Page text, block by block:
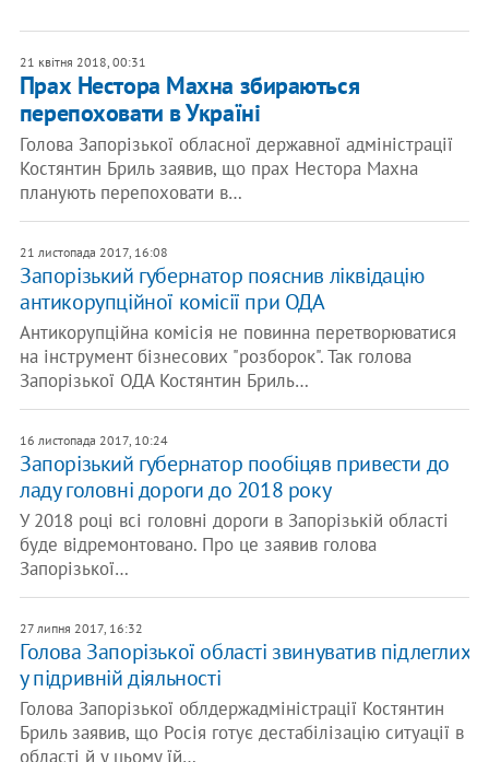
21 квітня 2018, 00:31
Прах Нестора Махна збираються
перепоховати в Україні
Голова Запорізької обласної державної адміністрації
Костянтин Бриль заявив, що прах Нестора Махна
планують перепоховати в…
21 листопада 2017, 16:08
Запорізький губернатор пояснив ліквідацію
антикорупційної комісії при ОДА
Антикорупційна комісія не повинна перетворюватися
на інструмент бізнесових "розборок". Так голова
Запорізької ОДА Костянтин Бриль…
16 листопада 2017, 10:24
Запорізький губернатор пообіцяв привести до
ладу головні дороги до 2018 року
У 2018 році всі головні дороги в Запорізькій області
буде відремонтовано. Про це заявив голова
Запорізької…
27 липня 2017, 16:32
Голова Запорізької області звинуватив підлеглих
у підривній діяльності
Голова Запорізької облдержадміністрації Костянтин
Бриль заявив, що Росія готує дестабілізацію ситуації в
області й у цьому їй…